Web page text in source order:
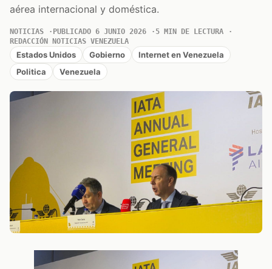
aérea internacional y doméstica.
NOTICIAS PUBLICADO 6 JUNIO 2026
5 MIN DE LECTURA
REDACCIÓN NOTICIAS VENEZUELA
Estados Unidos Gobierno
Internet en Venezuela
Politica
Venezuela